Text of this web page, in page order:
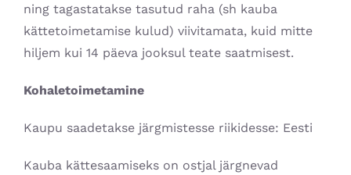
ning tagastatakse tasutud raha (sh kauba
kättetoimetamise kulud) viivitamata, kuid mitte
hiljem kui 14 päeva jooksul teate saatmisest.
Kohaletoimetamine
Kaupu saadetakse järgmistesse riikidesse: Eesti
Kauba kättesaamiseks on ostjal järgnevad